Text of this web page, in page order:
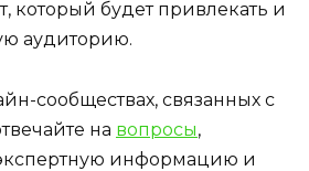
который будет привлекать и
аудиторию.
сообществах, связанных с
на вопросы,
информацию и